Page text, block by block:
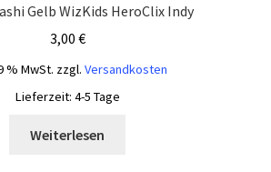
Gelb WizKids HeroClix Indy
3,00 €
% MwSt. zzgl. Versandkosten
Lieferzeit: 4-5 Tage
Weiterlesen